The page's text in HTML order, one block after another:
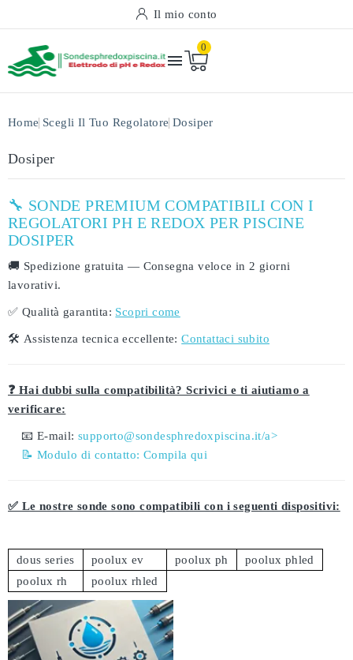
Il mio conto

0
Home Scegli Il Tuo Regolatore Dosiper
Dosiper
🔧 SONDE PREMIUM COMPATIBILI CON I
REGOLATORI PH E REDOX PER PISCINE
DOSIPER
🚚 Spedizione gratuita — Consegna veloce in 2 giorni
lavorativi.
✅ Qualità garantita: Scopri come
🛠️ Assistenza tecnica eccellente: Contattaci subito
❓ Hai dubbi sulla compatibilità? Scrivici e ti aiutiamo a
verificare:
📧 E-mail:supporto@sondesphredoxpiscina.it/a>
📝 Modulo di contatto: Compila qui
✅ Le nostre sonde sono compatibili con i seguenti dispositivi:
dous series poolux ev poolux ph
poolux phled
poolux rh
poolux rhled